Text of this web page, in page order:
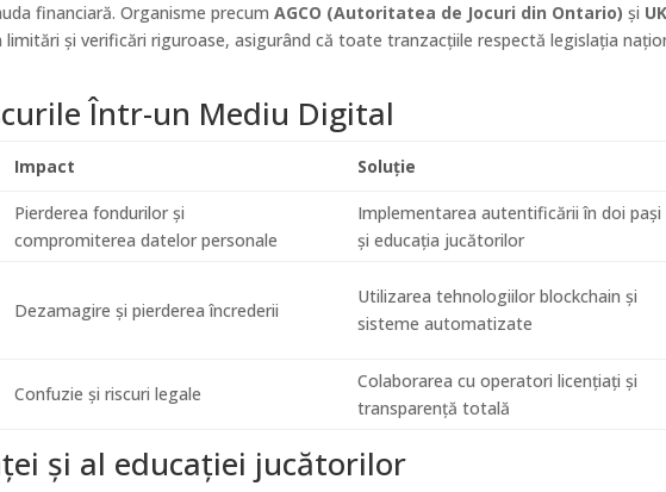
financiară. Organisme precumAGCO (Autoritatea de Jocuri din Ontario) și UK
limitări și verificări riguroase, asigurând că toate tranzacțiile respectă legislația
Într-un Mediu Digital
Impact Soluție
Pierderea fondurilor și
compromiterea datelor personale
Implementarea autentificării în doi pași
și educația jucătorilor
Dezamagire și pierderea încrederii
Utilizarea tehnologiilor blockchain și
sisteme automatizate
Confuzie și riscuri legale
Colaborarea cu operatori licențiați și
transparență totală
și al educației jucătorilor